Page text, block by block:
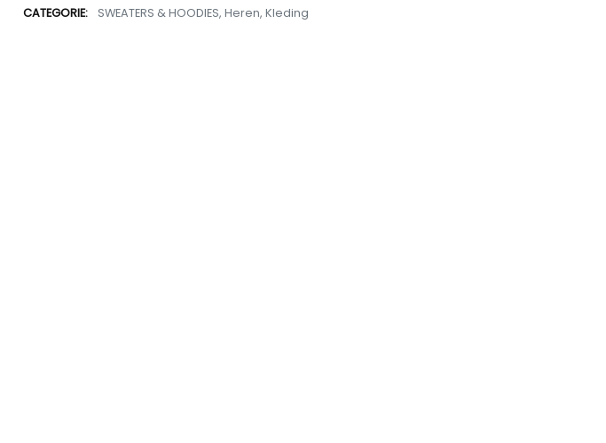
CATEGORIE: SWEATERS & HOODIES, Heren, Kleding